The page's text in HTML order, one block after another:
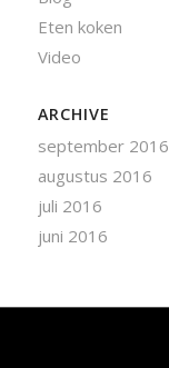
Eten koken
Video
ARCHIVE
september 2016
augustus 2016
juli 2016
juni 2016